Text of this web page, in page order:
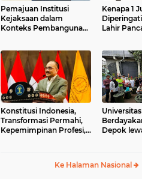
Pemajuan Institusi
Kejaksaan dalam
Konteks Pembangunan
Kenapa 1
Lahir
Konstitusi Indonesia,
Transformasi Permahi,
Kepemimpinan Profesi,
Depok
Ke Halaman Nasional